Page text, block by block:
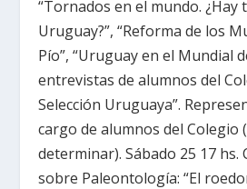
“Tornados en el mundo. ¿Hay
Uruguay?”, “Reforma de los
Pío”, “Uruguay en el Mundial
entrevistas de alumnos del
Selección Uruguaya”.
cargo de alumnos del Colegio
determinar). Sábado 25 17 hs.
sobre Paleontología: “El